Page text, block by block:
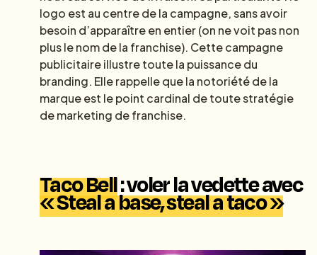
logo est au centre de la campagne, sans avoir
besoin d’apparaître en entier (on ne voit pas non
plus le nom de la franchise). Cette campagne
publicitaire illustre toute la puissance du
branding. Elle rappelle que la notoriété de la
marque est le point cardinal de toute stratégie
de marketing de franchise.
Taco Bell: voler la vedette avec
« Steal a base, steal a taco »